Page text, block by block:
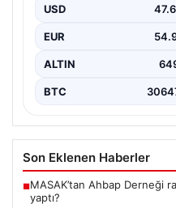
fiyatları
Altın fiyatlarında son
Bölge Adliye
kararı…
USD
EUR
ALTIN
BTC
Son Eklenen Haberler
■MASAK’tan Ahbap Derneği
yaptı?